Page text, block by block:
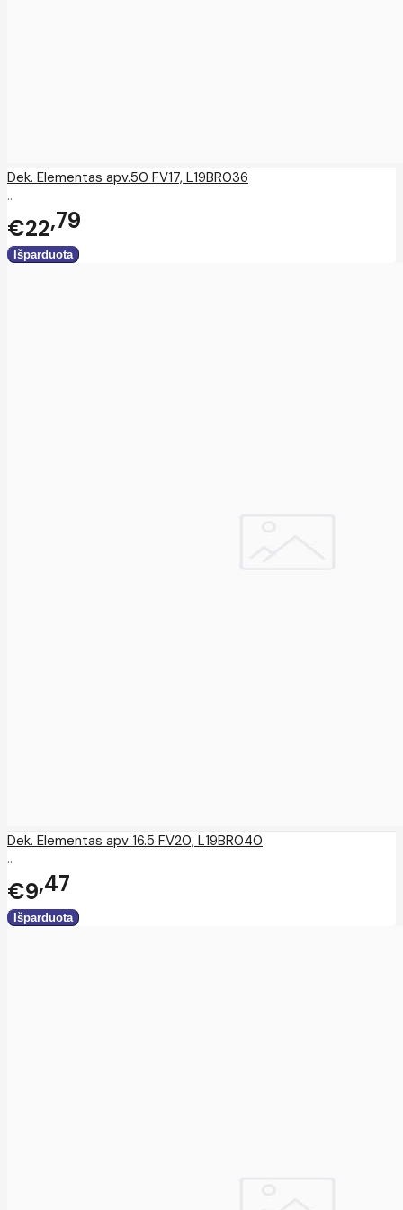
Dek. Elementas apv.50 FV17, L19BR036
..
€22 79
Dek. Elementas apv 16.5 FV20, L19BR040
..
€9 47